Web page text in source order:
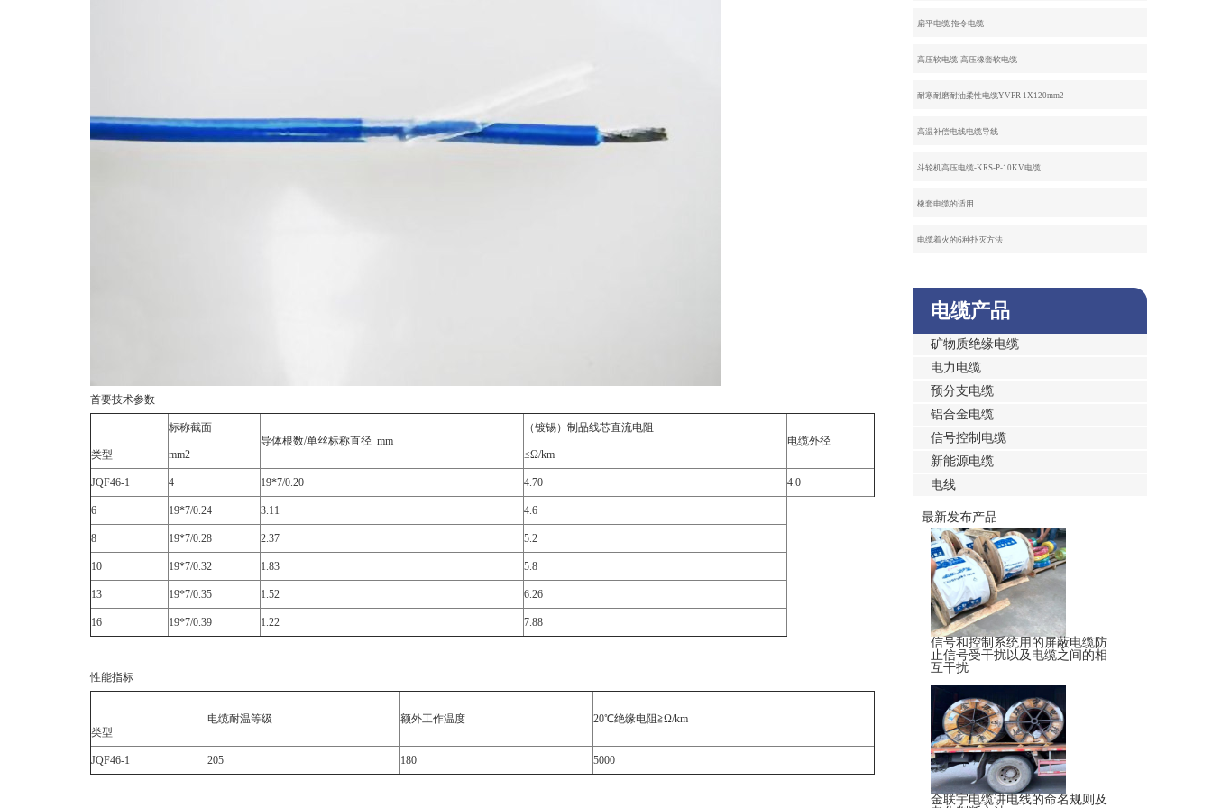
首要技术参数
类型
标称截面
mm2
导体根数/单丝标称直径 mm
（镀锡）制品线芯直流电阻
≤Ω/km
电缆外径
JQF46-1 4 19*7/0.20 4.70 4.0
6 19*7/0.24 3.11 4.6
8 19*7/0.28 2.37 5.2
10 19*7/0.32 1.83 5.8
13 19*7/0.35 1.52 6.26
16 19*7/0.39 1.22 7.88
性能指标
类型
电缆耐温等级 额外工作温度 20℃绝缘电阻≧Ω/km
JQF46-1 205 180 5000
扁平电缆 拖令电缆
高压软电缆-高压橡套软电缆
耐寒耐磨耐油柔性电缆YVFR 1X120mm2
高温补偿电线电缆导线
斗轮机高压电缆-KRS-P-10KV电缆
橡套电缆的适用
电缆着火的6种扑灭方法
电缆产品
矿物质绝缘电缆
电力电缆
预分支电缆
铝合金电缆
信号控制电缆
新能源电缆
电线
最新发布产品
信号和控制系统用的屏蔽电缆防
止信号受干扰以及电缆之间的相
互干扰
金联宇电缆讲电线的命名规则及